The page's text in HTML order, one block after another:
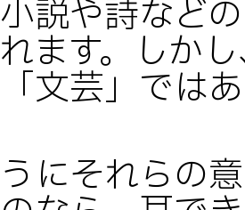
説や詩など
ます。しか
文芸」では
にそれらの